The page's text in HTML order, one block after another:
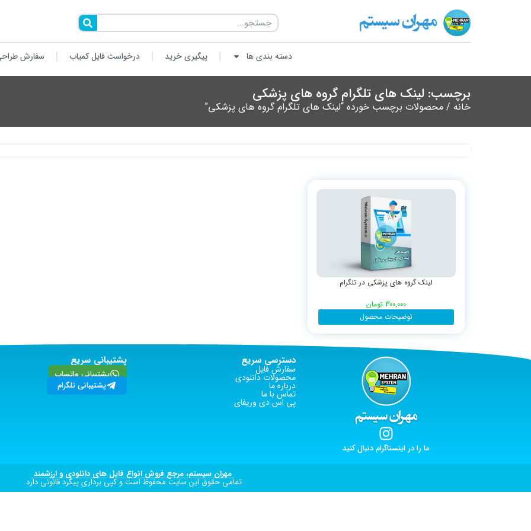
دسته بندی ها پیگیری خرید درخواست فایل کمیاب سفارش
برچسب: لینک های تلگرام گروه های پزشکی
خانه / محصولات برچسب خورده “لینک های تلگرام گروه های پزشکی”
لینک گروه های پزشکی در تلگرام
300,000 تومان
توضیحات محصول
ما را در اینستاگرام دنبال کنید
دسترسی سریع
سفارش فایل
محصولات دانلودی
درباره ما
تماس با ما
پی اس دی وریفای
پشتیبانی سریع
پشتیبانی واتساپ
پشتیبانی تلگرام
مهران سیستم، مرجع فروش انواع فایل های دانلودی و ارزشمند
تمامی حقوق این سایت محفوظ است و کپی برداری پیگرد قانونی دارد.